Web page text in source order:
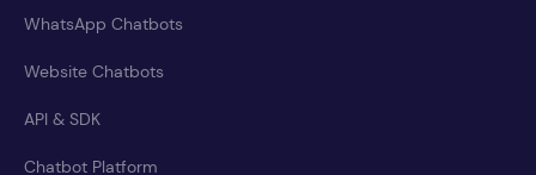
WhatsApp Chatbots
Website Chatbots
API & SDK
Chatbot Platform